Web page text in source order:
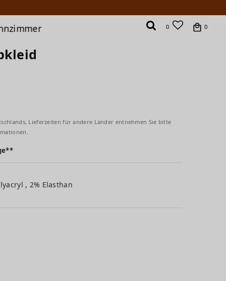
0 0
Lieferzeiten für andere Länder entnehmen Sie bitte
, 2% Elasthan